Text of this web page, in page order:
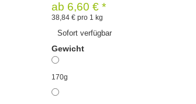
ab 6,60 € *
38,84 € pro 1 kg
Sofort verfügbar
Gewicht
170g